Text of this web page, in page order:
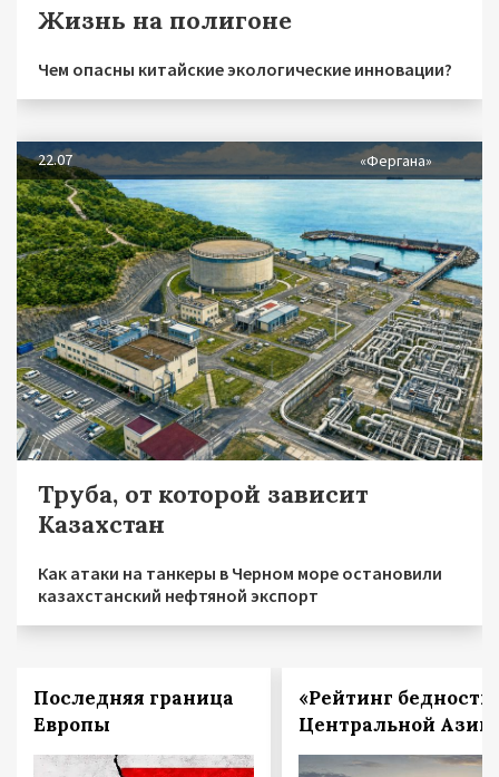
Жизнь на полигоне
Чем опасны китайские экологические инновации?
22.07 «Фергана»
Труба, от которой зависит
Казахстан
Как атаки на танкеры в Черном море остановили
казахстанский нефтяной экспорт
Последняя граница
Европы
«Рейтинг
Центральной Азии